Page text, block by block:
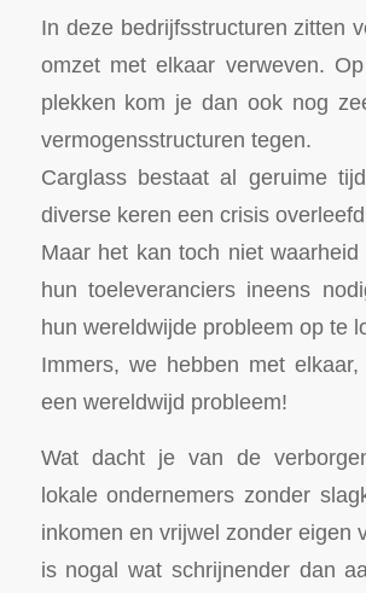
In deze bedrijfsstructuren zitten
omzet met elkaar verweven.
plekken kom je dan ook nog
vermogensstructuren tegen.
Carglass bestaat al geruime
diverse keren een crisis
Maar het kan toch niet
hun toeleveranciers ineens
hun wereldwijde probleem op te
Immers, we hebben met
een wereldwijd probleem!
Wat dacht je van de
lokale ondernemers zonder
inkomen en vrijwel zonder eigen
is nogal wat schrijnender dan